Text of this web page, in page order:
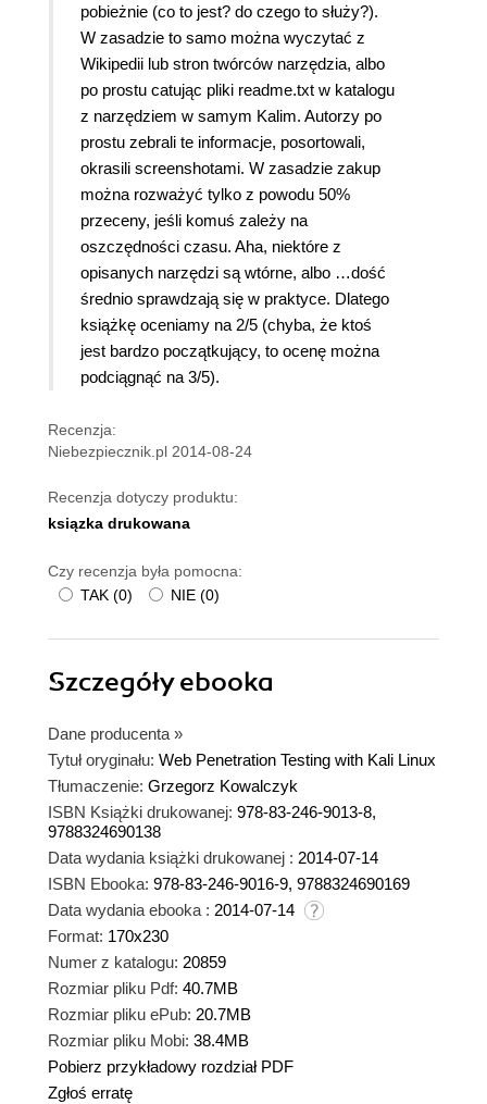
pobieżnie (co to jest? do czego to służy?).
W zasadzie to samo można wyczytać z
Wikipedii lub stron twórców narzędzia, albo
po prostu catując pliki readme.txt w katalogu
z narzędziem w samym Kalim. Autorzy po
prostu zebrali te informacje, posortowali,
okrasili screenshotami. W zasadzie zakup
można rozważyć tylko z powodu 50%
przeceny, jeśli komuś zależy na
oszczędności czasu. Aha, niektóre z
opisanych narzędzi są wtórne, albo …dość
średnio sprawdzają się w praktyce. Dlatego
książkę oceniamy na 2/5 (chyba, że ktoś
jest bardzo początkujący, to ocenę można
podciągnąć na 3/5).
Recenzja:
Niebezpiecznik.pl 2014-08-24
Recenzja dotyczy produktu:
ksiązka drukowana
Czy recenzja była pomocna:
TAK (0) NIE (0)
Szczegółyebooka
Dane producenta »
Tytuł oryginału: Web Penetration Testing with Kali Linux
Tłumaczenie: Grzegorz Kowalczyk
ISBN Książki drukowanej: 978-83-246-9013-8,
9788324690138
Data wydania książki drukowanej : 2014-07-14
ISBN Ebooka: 978-83-246-9016-9, 9788324690169
Data wydania ebooka : 2014-07-14
Format: 170x230
Numer z katalogu: 20859
Rozmiar pliku Pdf: 40.7MB
Rozmiar pliku ePub: 20.7MB
Rozmiar pliku Mobi: 38.4MB
Pobierz przykładowy rozdział PDF
Zgłoś erratę